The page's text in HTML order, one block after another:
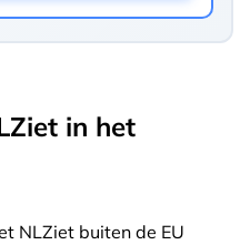
in het
NLZiet buiten de EU